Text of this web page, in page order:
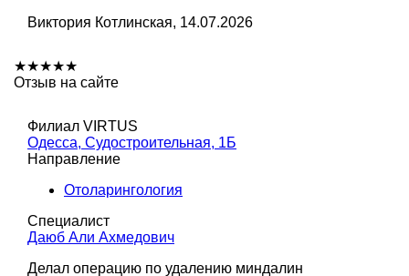
Виктория Котлинская, 14.07.2026
★★★★★
Отзыв на сайте
Филиал VIRTUS
Одесса, Судостроительная, 1Б
Направление
Отоларингология
Специалист
Даюб Али Ахмедович
Делал операцию по удалению миндалин